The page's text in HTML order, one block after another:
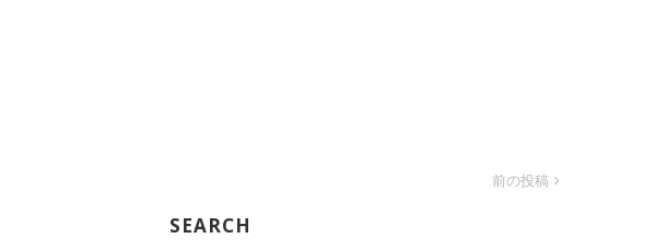
前の投稿
SEARCH